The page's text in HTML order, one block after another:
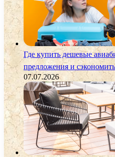
Где купить дешевые
предложения и
07.07.2026